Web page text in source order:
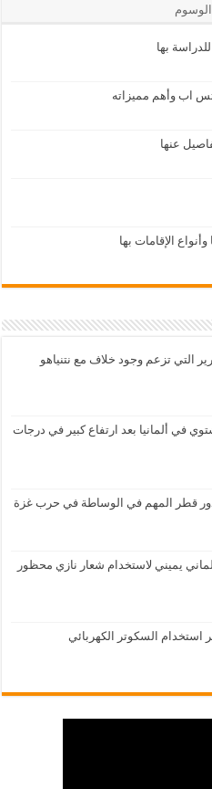
الوسوم
بها
اب وأهم مميزاته
الإقامات بها
التي تزعم وجود خلاف مع نتنياهو
في ألمانيا بعد ارتفاع كبير في درجات
دور قطر المهم في الوساطة في حرب غزة
يميني لاستخدام شعار نازي محظور
استخدام السكوتر الكهربائي